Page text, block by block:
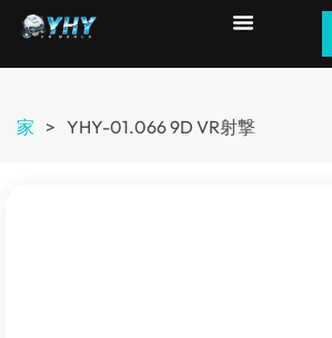
家 > YHY-01.066 9D VR射撃